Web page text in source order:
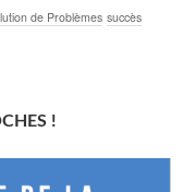
de Problèmes succès
!